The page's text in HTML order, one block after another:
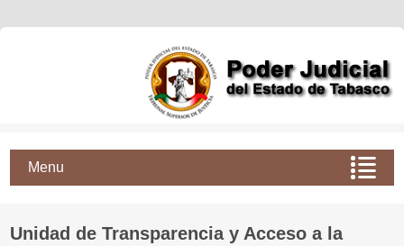
Menu
Unidad de Transparencia y Acceso a la